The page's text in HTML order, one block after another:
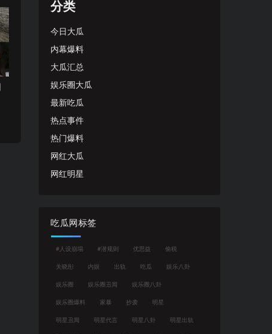
分类
今日大瓜
内幕爆料
大瓜汇总
娱乐圈大瓜
最新吃瓜
热点事件
热门爆料
网红大瓜
网红明星
吃瓜网标签
#人设崩塌 #潜规则 优思益 偷税
关晓彤 内娱 出轨 吃瓜 娱乐八卦
娱乐圈 娱乐圈丑闻 娱乐圈八卦
娱乐圈爆料 家暴 抄袭 明星
明星丑闻 明星代言 明星八卦 明星出轨